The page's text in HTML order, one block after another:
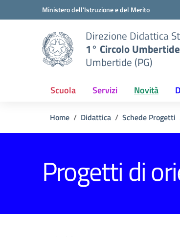
Vai ai contenuti
Vai al menu di navigazioneMinistero dell'Istruzione e del Merito
Direzione Didattica
1° Circolo Umbertide
Umbertide (PG)
Scuola Servizi Novità
Home Didattica Schede Progetti
Progetti di